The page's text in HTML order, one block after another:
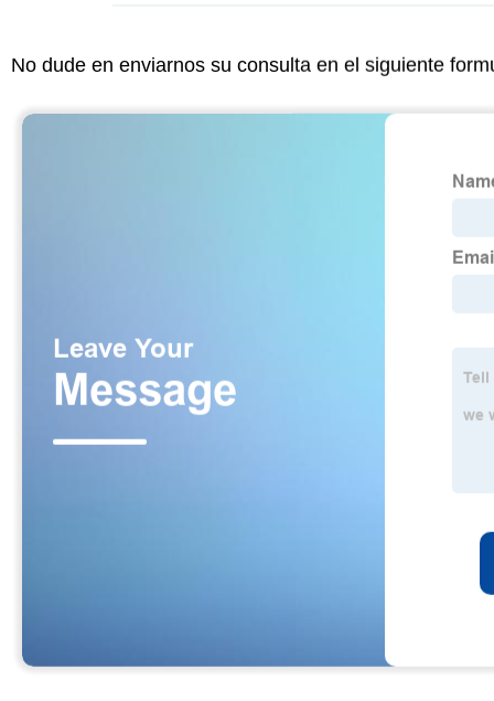
No dude en enviarnos su consulta en el siguiente